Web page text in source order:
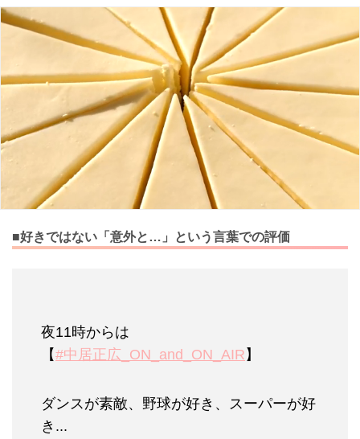
■好きではない「意外と…」という言葉での評価
夜11時からは
【#中居正広_ON_and_ON_AIR 】
ダンスが素敵、野球が好き、スーパーが好
き...